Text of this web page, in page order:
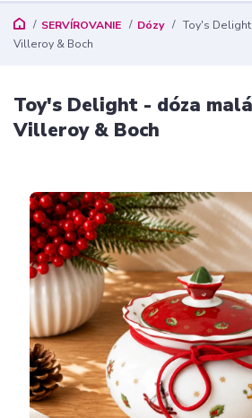
SERVÍROVANIE Dózy
Toy's
Villeroy & Boch
Toy's Delight - dóza
Villeroy & Boch